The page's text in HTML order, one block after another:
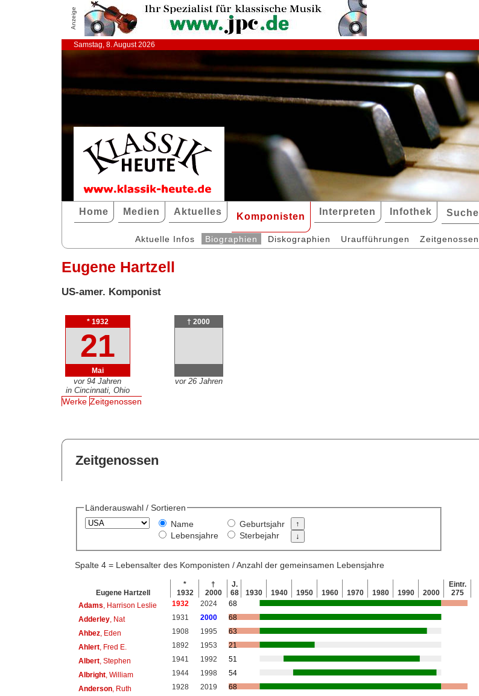
Anzeige
Samstag, 8. August 2026
Home Medien Aktuelles Komponisten Interpreten Infothek Suche
Aktuelle Infos Biographien Diskographien Uraufführungen Zeitgenossen
Eugene Hartzell
US-amer. Komponist
* 1932
21
Mai
vor 94 Jahren
in Cincinnati, Ohio
† 2000
vor 26 Jahren
Werke Zeitgenossen
Zeitgenossen
Länderauswahl / Sortieren
Name
Lebensjahre
Geburtsjahr
Sterbejahr
Spalte 4 = Lebensalter des Komponisten / Anzahl der gemeinsamen Lebensjahre
Eugene Hartzell
*
1932
†
2000
J.
68
1930 1940 1950 1960 1970 1980 1990 2000
Eintr.
275
Adams , Harrison Leslie 1932 2024
68
Adderley, Nat 1931 2000
68
Ahbez, Eden 1908 1995
63
Ahlert, Fred E. 1892 1953
21
Albert, Stephen 1941 1992
51
Albright, William 1944 1998
54
Anderson, Ruth 1928 2019
68